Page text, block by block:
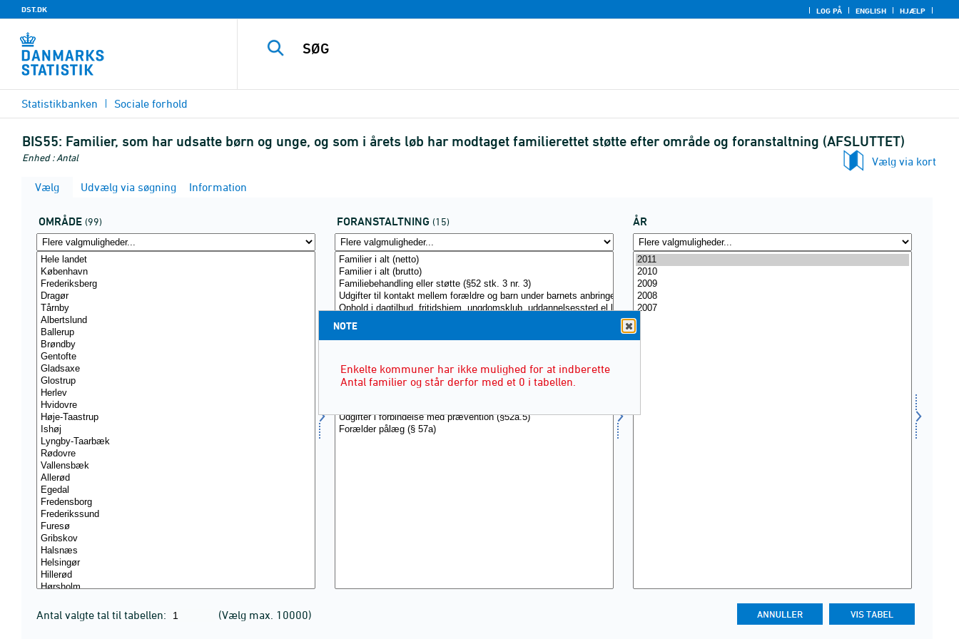
DST.DK LOG PÅ ENGLISH HJÆLP
Statistikbanken Sociale forhold
BIS55: Familier, som har udsatte børn og unge, og som i årets løb har modtaget familierettet støtte efter område og foranstaltning (AFSLUTTET)
Enhed : Antal
Vælg via kort
Vælg
Udvælg via søgning Information
OMRÅDE (99) FORANSTALTNING (15) ÅR
Antal valgte tal til tabellen: (Vælg max. 10000)
NOTE
Enkelte kommuner har ikke mulighed for at indberette
Antal familier og står derfor med et 0 i tabellen.